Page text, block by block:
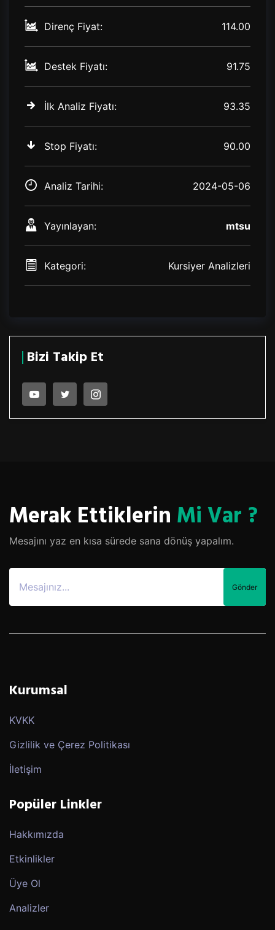
Direnç Fiyat: 114.00
Destek Fiyatı: 91.75
İlk Analiz Fiyatı: 93.35
Stop Fiyatı: 90.00
Analiz Tarihi: 2024-05-06
Yayınlayan: mtsu
Kategori: Kursiyer Analizleri
Bizi Takip Et
Merak Ettiklerin Mi Var ?
Mesajını yaz en kısa sürede sana dönüş yapalım.
Gönder
Kurumsal
KVKK
Gizlilik ve Çerez Politikası
İletişim
Popüler Linkler
Hakkımızda
Etkinlikler
Üye Ol
Analizler